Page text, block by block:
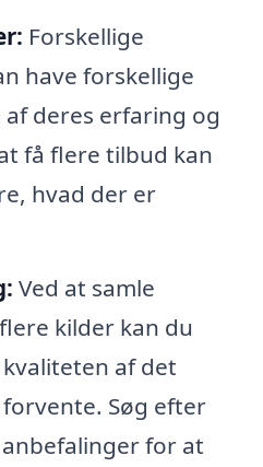
Forskellige
have forskellige
deres erfaring og
få flere tilbud kan
hvad der er
Ved at samle
kilder kan du
af det
Søg efter
for at